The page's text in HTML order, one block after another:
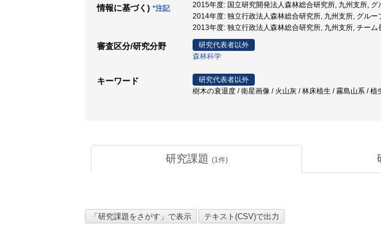
情報に基づく) *注記
2015年度: 国立研究開発法人森林総合研究所, 九州支所, グ
2014年度: 独立行政法人森林総合研究所, 九州支所, グルー
2013年度: 独立行政法人森林総合研究所, 九州支所, チーム
審査区分/研究分野
研究代表者以外
森林科学
キーワード
研究代表者以外
樹木の衰退度 / 衛星画像 / 火山灰 / 林床植生 / 霧島山系 /
研究課題 (1件)